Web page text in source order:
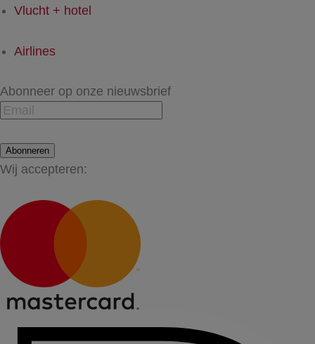
Vlucht + hotel
Airlines
Abonneer op onze nieuwsbrief
Abonneren
Wij accepteren: